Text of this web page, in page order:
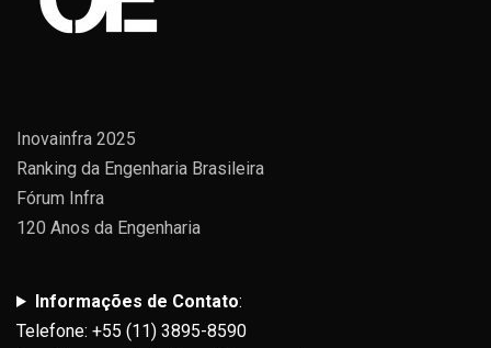
Inovainfra 2025
Ranking da Engenharia Brasileira
Fórum Infra
120 Anos da Engenharia
Informações de Contato:
Telefone: +55 (11) 3895-8590